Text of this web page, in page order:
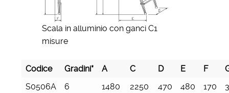
Scala in alluminio con ganci C1
misure
Codice Gradini* A C D E F
S0506A
6 1480 2250 470 480 170